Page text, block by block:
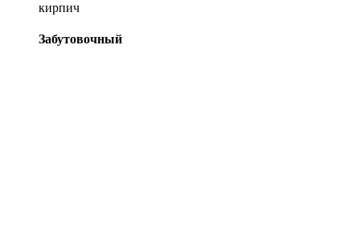
кирпич
Забутовочный